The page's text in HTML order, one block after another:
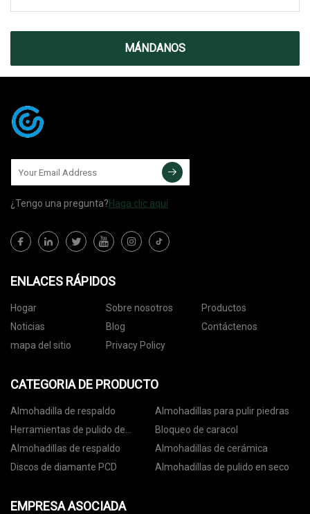
MÁNDANOS
¿Tengo una pregunta?Haga clic aquí
ENLACES RÁPIDOS
Hogar Sobre nosotros
Productos
Noticias
Blog
Contáctenos
mapa del sitio
Privacy Policy
CATEGORIA DE PRODUCTO
Almohadilla de respaldo
Almohadillas para pulir piedras
Herramientas de pulido de
hormigón
Bloqueo de caracol
Almohadillas de respaldo
Almohadillas de cerámica
Discos de diamante PCD
Almohadillas de pulido en seco
EMPRESA ASOCIADA